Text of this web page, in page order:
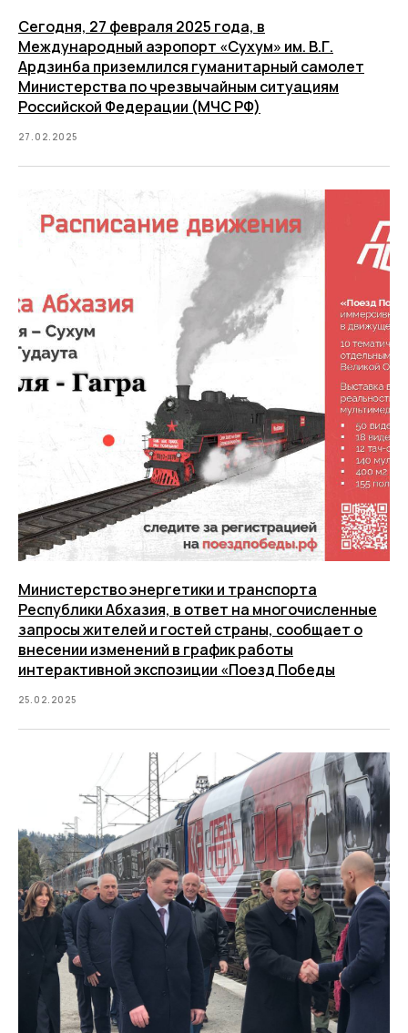
Сегодня, 27 февраля 2025 года, в
Международный аэропорт «Сухум» им. В.Г.
Ардзинба приземлился гуманитарный самолет
Министерства по чрезвычайным ситуациям
Российской Федерации (МЧС РФ)
27.02.2025
Министерство энергетики и транспорта
Республики Абхазия, в ответ на многочисленные
запросы жителей и гостей страны, сообщает о
внесении изменений в график работы
интерактивной экспозиции «Поезд Победы
25.02.2025